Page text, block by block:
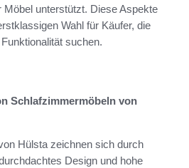
Möbel unterstützt. Diese Aspekte
Wahl für Käufer, die
suchen.
Schlafzimmermöbeln von
Hülsta zeichnen sich durch
Design und hohe